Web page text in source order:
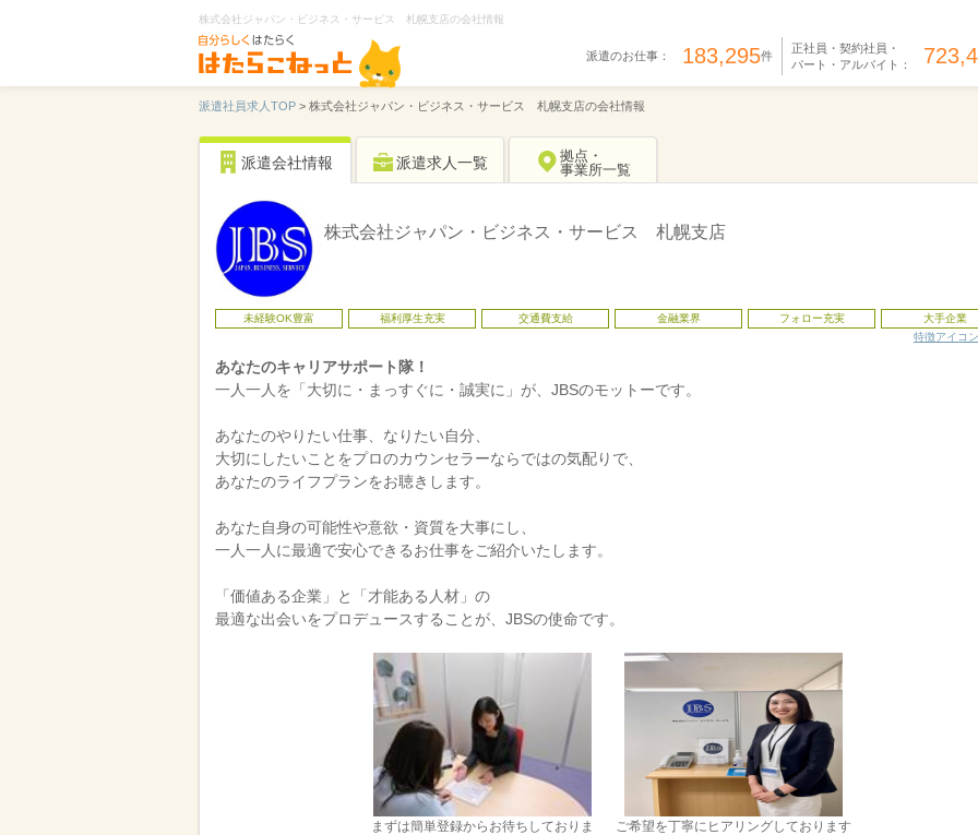
株式会社ジャパン・ビジネス・サービス 札幌支店の会社情報
派遣のお仕事： 183,295件
正社員・契約社員・
パート・アルバイト：
派遣社員求人TOP > 株式会社ジャパン・ビジネス・サービス 札幌支店の会社情報
派遣会社情報 派遣求人一覧
拠点・
事業所一覧
株式会社ジャパン・ビジネス・サービス 札幌支店
未経験OK豊富 福利厚生充実 交通費支給 金融業界 フォロー充実
大手企業
特徴アイコ
あなたのキャリアサポート隊！
一人一人を「大切に・まっすぐに・誠実に」が、JBSのモットーです。
あなたのやりたい仕事、なりたい自分、
大切にしたいことをプロのカウンセラーならではの気配りで、
あなたのライフプランをお聴きします。
あなた自身の可能性や意欲・資質を大事にし、
一人一人に最適で安心できるお仕事をご紹介いたします。
「価値ある企業」と「才能ある人材」の
最適な出会いをプロデュースすることが、JBSの使命です。
まずは簡単登録からお待ちしておりま
ご希望を丁寧にヒアリングしております